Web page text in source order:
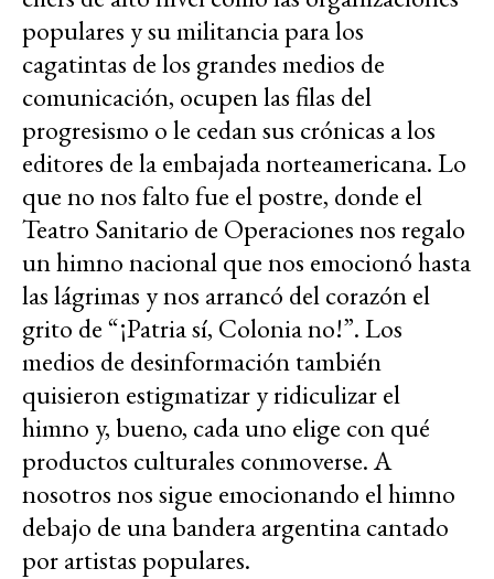
populares y su militancia para los
cagatintas de los grandes medios de
comunicación, ocupen las filas del
progresismo o le cedan sus crónicas a los
editores de la embajada norteamericana. Lo
que no nos falto fue el postre, donde el
Teatro Sanitario de Operaciones nos regalo
un himno nacional que nos emocionó hasta
las lágrimas y nos arrancó del corazón el
grito de “¡Patria sí, Colonia no!”. Los
medios de desinformación también
quisieron estigmatizar y ridiculizar el
himno y, bueno, cada uno elige con qué
productos culturales conmoverse. A
nosotros nos sigue emocionando el himno
debajo de una bandera argentina cantado
por artistas populares.